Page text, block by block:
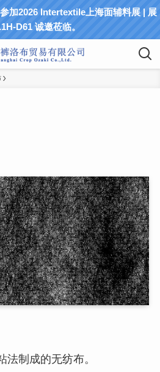
加2026 Intertextile上海面辅料展 | 展
D61 诚邀莅临。
制成的无纺布。